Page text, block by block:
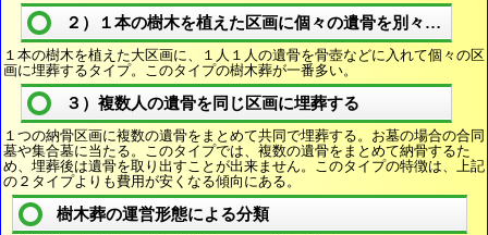
２）１本の樹木を植えた区画に個々の遺骨を別々に埋葬
１本の樹木を植えた大区画に、１人１人の遺骨を骨壺などに入れて個々の区
画に埋葬するタイプ。このタイプの樹木葬が一番多い。
３）複数人の遺骨を同じ区画に埋葬する
１つの納骨区画に複数の遺骨をまとめて共同で埋葬する。お墓の場合の合同
墓や集合墓に当たる。このタイプでは、複数の遺骨をまとめて納骨するた
め、埋葬後は遺骨を取り出すことが出来ません。このタイプの特徴は、上記
の２タイプよりも費用が安くなる傾向にある。
樹木葬の運営形態による分類